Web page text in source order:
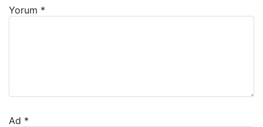
Yorum *
Ad *